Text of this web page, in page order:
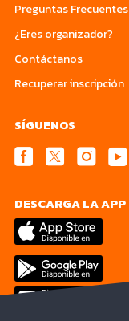
Preguntas Frecuentes
¿Eres organizador?
Contáctanos
Recuperar inscripción
SÍGUENOS
DESCARGA LA APP